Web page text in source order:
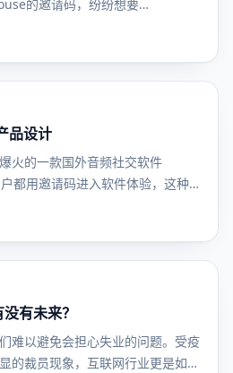
的邀请码，纷纷想要…
品设计
火的一款国外音频社交软件
都用邀请码进入软件体验，这种
有未来？
难以避免会担心失业的问题。受疫
的裁员现象，互联网行业更是如